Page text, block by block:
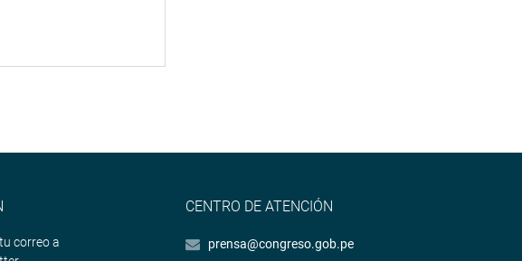
correo a
CENTRO DE ATENCIÓN
prensa@congreso.gob.pe